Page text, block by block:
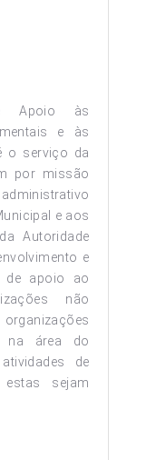
Apoio às
e às
o serviço da
por missão
e aos
Autoridade
e
de apoio ao
não
na área do
de
sejam